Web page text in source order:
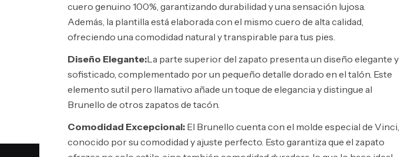
cuero genuino 100%, garantizando durabilidad y una sensación lujosa.
Además, la plantilla está elaborada con el mismo cuero de alta calidad,
ofreciendo una comodidad natural y transpirable para tus pies.
Diseño Elegante:La parte superior del zapato presenta un diseño elegante y
sofisticado, complementado por un pequeño detalle dorado en el talón. Este
elemento sutil pero llamativo añade un toque de elegancia y distingue al
Brunello de otros zapatos de tacón.
Comodidad Excepcional:El Brunello cuenta con el molde especial de Vinci,
conocido por su comodidad y ajuste perfecto. Esto garantiza que el zapato